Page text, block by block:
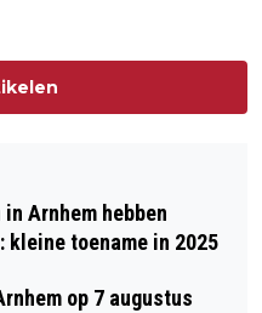
Arnhem hebben
kleine toename in 2025
op 7 augustus